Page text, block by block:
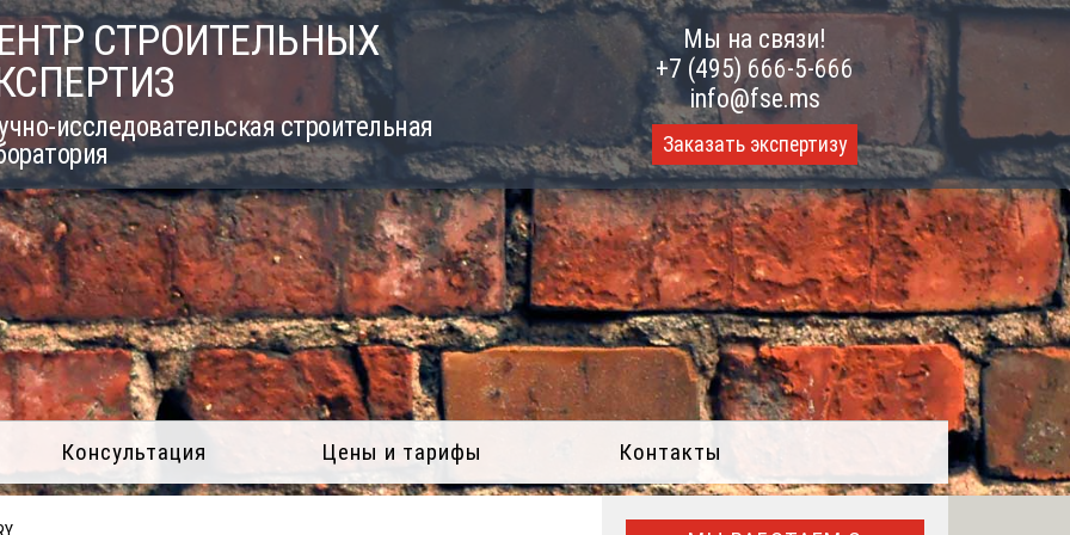
СТРОИТЕЛЬНЫХ
исследовательская строительная
Мы на связи!
+7 (495) 666-5-666
info@fse.ms
Заказать экспертизу
Консультация Цены и тарифы Контакты